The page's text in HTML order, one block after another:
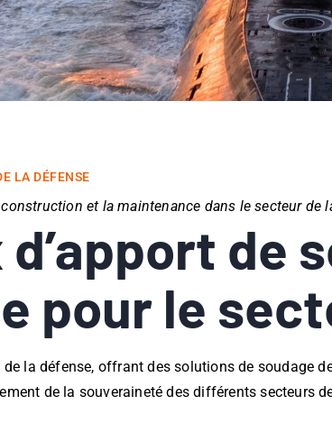
LA DÉFENSE
et la maintenance dans le secteur de
de
pour le
la défense, offrant des solutions de soudage
de la souveraineté des différents